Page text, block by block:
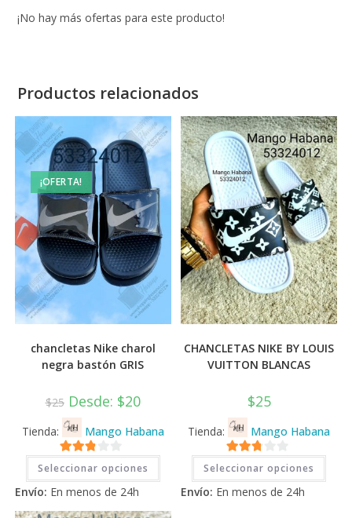
¡No hay más ofertas para este producto!
Productos relacionados
¡OFERTA!
chancletas Nike charol
negra bastón GRIS
$25 Desde: $20
Tienda: Mango Habana
2.71
de 5
Seleccionar opciones
Este
producto
tiene
múltiples
Las
Envío: En menos de 24h
CHANCLETAS NIKE BY LOUIS
VUITTON BLANCAS
$25
Tienda: Mango Habana
2.71
de 5
Seleccionar opciones
Este
tiene
Envío: En menos de 24h